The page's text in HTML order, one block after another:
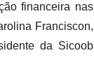
financeira nas
Franciscon,
da Sicoob